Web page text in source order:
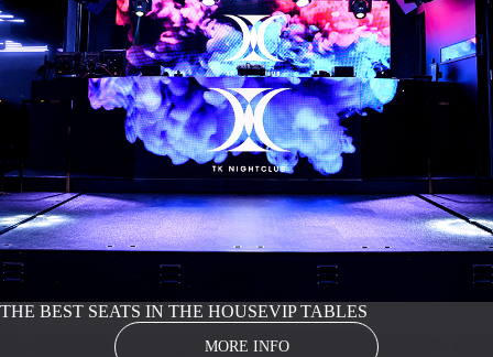
THE BEST SEATS IN THE HOUSEVIP TABLES
MORE INFO